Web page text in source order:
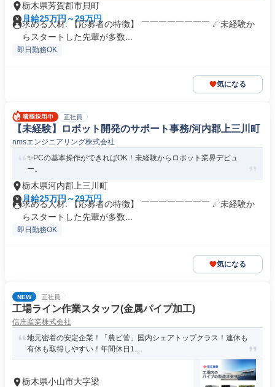
栃木県芳賀郡市貝町
月給25万円～29万円
求める人材: 【応募者の特徴】 ￣￣￣￣￣￣￣￣ ☄未経験か
らスタートした先輩が多数...
即日勤務OK
気になる
正社員
【未経験】ロボット開発のサポート事務/河内郡上三川町
nmsエンジニアリング株式会社
✨PCの基本操作ができればOK！未経験からロボット業界デビュ
ー。
栃木県河内郡上三川町
月給25万円～29万円
求める人材: 【応募者の特徴】 ￣￣￣￣￣￣￣￣ ☄未経験か
らスタートした先輩が多数...
即日勤務OK
気になる
NEW 正社員
工場ライン作業スタッフ(金属パイプ加工)
信庄産業株式会社
地元密着の安定企業！「農ビ菅」国内シェアトップクラス！連休も
有休も取得しやすい！年間休日1...
栃木県小山市大字梁